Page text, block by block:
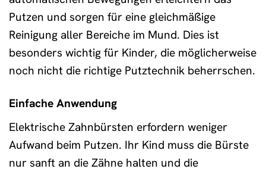
Putzen und sorgen für eine gleichmäßige
Reinigung aller Bereiche im Mund. Dies ist
besonders wichtig für Kinder, die möglicherweise
noch nicht die richtige Putztechnik beherrschen.
Einfache Anwendung
Elektrische Zahnbürsten erfordern weniger
Aufwand beim Putzen. Ihr Kind muss die Bürste
nur sanft an die Zähne halten und die